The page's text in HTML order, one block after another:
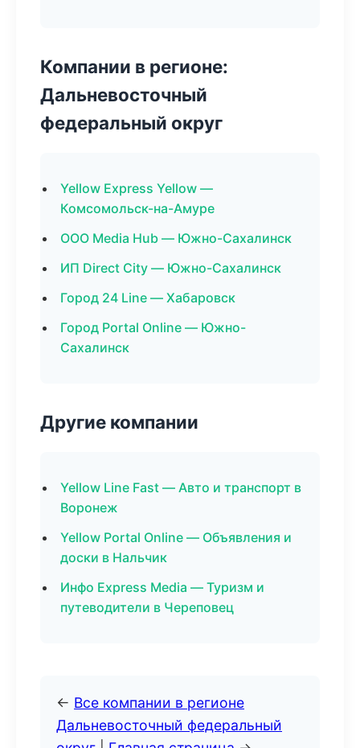
Компании в регионе:
Дальневосточный
федеральный округ
Yellow Express Yellow —
Комсомольск-на-Амуре
ООО Media Hub — Южно-Сахалинск
ИП Direct City — Южно-Сахалинск
Город 24 Line — Хабаровск
Город Portal Online — Южно-
Сахалинск
Другие компании
Yellow Line Fast — Авто и транспорт в
Воронеж
Yellow Portal Online — Объявления и
доски в Нальчик
Инфо Express Media — Туризм и
путеводители в Череповец
← Все компании в регионе
Дальневосточный федеральный